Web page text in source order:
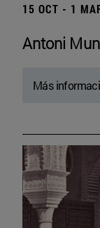
15 OCT - 1
Antoni
Más